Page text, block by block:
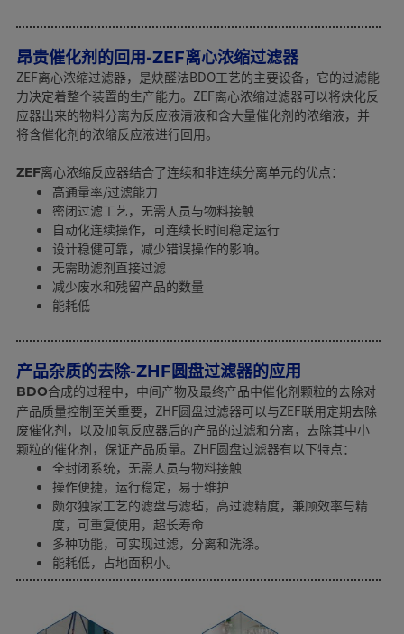
昂贵催化剂的回用-ZEF离心浓缩过滤器
ZEF离心浓缩过滤器，是炔醛法BDO工艺的主要设备，它的过滤能
力决定着整个装置的生产能力。ZEF离心浓缩过滤器可以将炔化反
应器出来的物料分离为反应液清液和含大量催化剂的浓缩液，并
将含催化剂的浓缩反应液进行回用。
ZEF离心浓缩反应器结合了连续和非连续分离单元的优点：
高通量率/过滤能力
密闭过滤工艺，无需人员与物料接触
自动化连续操作，可连续长时间稳定运行
设计稳健可靠，减少错误操作的影响。
无需助滤剂直接过滤
减少废水和残留产品的数量
能耗低
产品杂质的去除-ZHF圆盘过滤器的应用
BDO合成的过程中，中间产物及最终产品中催化剂颗粒的去除对
产品质量控制至关重要，ZHF圆盘过滤器可以与ZEF联用定期去除
废催化剂，以及加氢反应器后的产品的过滤和分离，去除其中小
颗粒的催化剂，保证产品质量。ZHF圆盘过滤器有以下特点：
全封闭系统，无需人员与物料接触
操作便捷，运行稳定，易于维护
颇尔独家工艺的滤盘与滤毡，高过滤精度，兼顾效率与精
度，可重复使用，超长寿命
多种功能，可实现过滤，分离和洗涤。
能耗低，占地面积小。